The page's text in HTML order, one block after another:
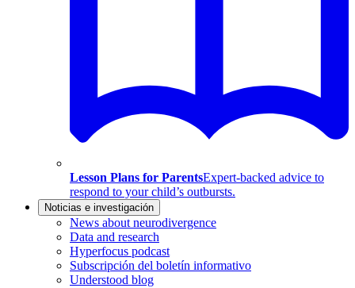
Lesson Plans for ParentsExpert-backed advice to
respond to your child’s outbursts.
Noticias e investigación
News about neurodivergence
Data and research
Hyperfocus podcast
Subscripción del boletín informativo
Understood blog